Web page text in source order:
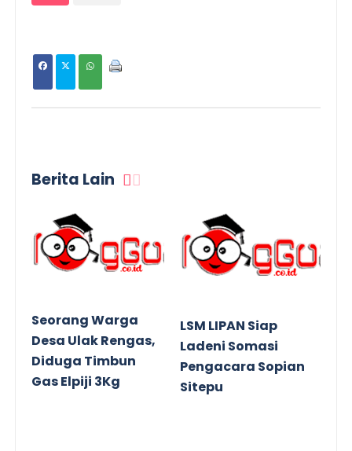
Berita Lain
Seorang Warga
Desa Ulak Rengas,
Diduga Timbun
Gas Elpiji 3Kg
LSM LIPAN Siap
Ladeni Somasi
Pengacara Sopian
Sitepu